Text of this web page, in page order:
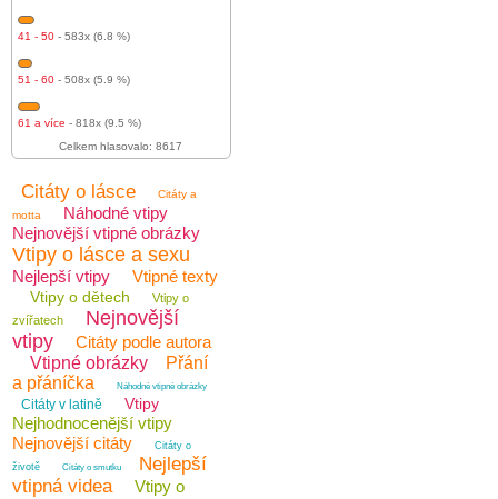
41 - 50 - 583x (6.8 %)
51 - 60 - 508x (5.9 %)
61 a více - 818x (9.5 %)
Celkem hlasovalo: 8617
Citáty o lásce
Citáty a
motta
Náhodné vtipy
Nejnovější vtipné obrázky
Vtipy o lásce a sexu
Nejlepší vtipy Vtipné texty
Vtipy o dětech
Vtipy o
zvířatech
Nejnovější
vtipy
Citáty podle autora
Vtipné obrázky
Přání
a přáníčka
Náhodné vtipné obrázky
Citáty v latině Vtipy
Nejhodnocenější vtipy
Nejnovější citáty
Citáty o
životě
Citáty o smutku
Nejlepší
vtipná videa
Vtipy o